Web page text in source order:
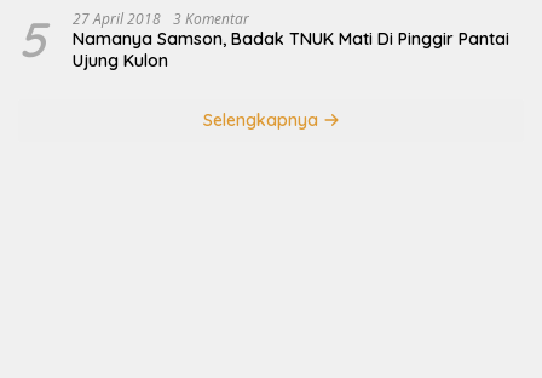
5 27 April 2018 3 Komentar
Namanya Samson, Badak TNUK Mati Di Pinggir Pantai
Ujung Kulon
Selengkapnya